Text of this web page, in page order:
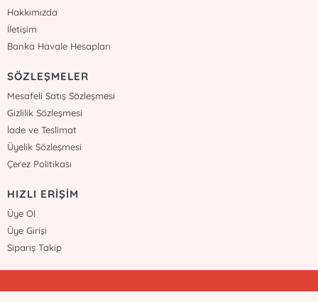
Hakkımızda
İletişim
Banka Havale Hesapları
SÖZLEŞMELER
Mesafeli Satış Sözleşmesi
Gizlilik Sözleşmesi
İade ve Teslimat
Üyelik Sözleşmesi
Çerez Politikası
HIZLI ERİŞİM
Üye Ol
Üye Girişi
Sipariş Takip